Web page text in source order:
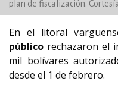
plan de fiscalización.
En el litoral
público rechazaron el
mil bolívares
desde el 1 de febrero.